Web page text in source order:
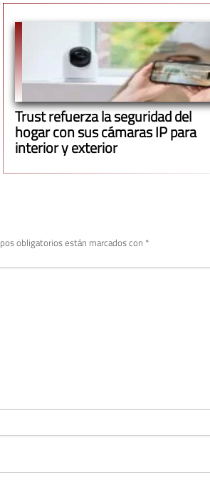
Trust refuerza la seguridad del
hogar con sus cámaras IP para
interior y exterior
obligatorios están marcados con *